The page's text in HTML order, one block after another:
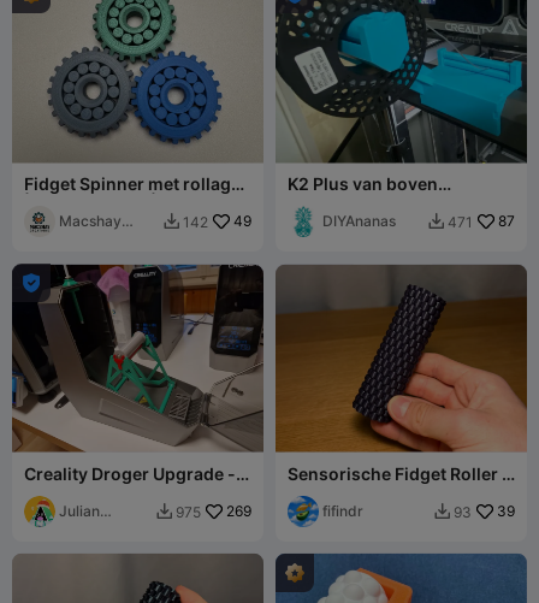
Fidget Spinner met rollager
placeMacshay
 142 49
K2 Plus van boven
gemonteerde spoelhouder
add-on remix #2 voor TPU
DIYAnanas  471 87

Creality Droger Upgrade -
Spoelhouder met rol
Julian
 975 269
Sensorische Fidget Roller -
Afgerond
fifindr  93 39